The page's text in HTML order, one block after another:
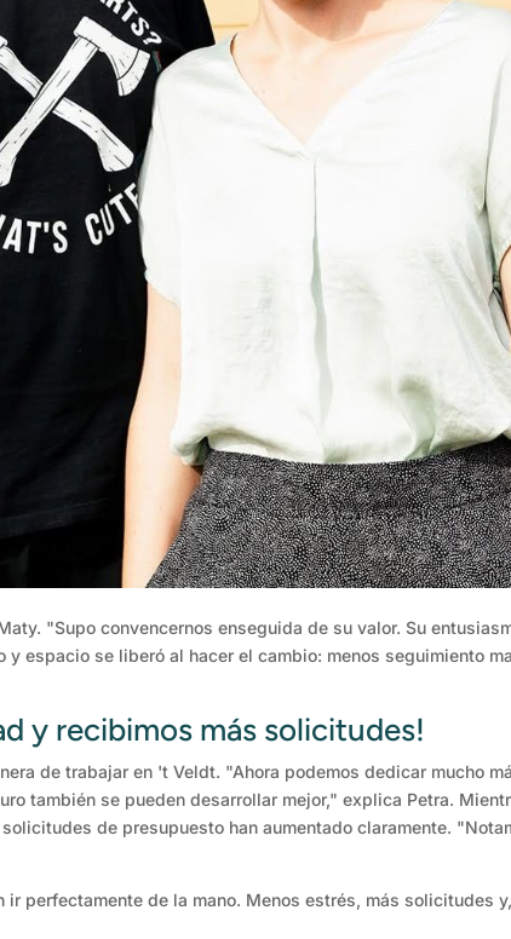
"Supo convencernos enseguida de su valor. Su
espacio se liberó al hacer el cambio: menos seguimiento
y recibimos más solicitudes!
de trabajar en 't Veldt. "Ahora podemos dedicar mucho
también se pueden desarrollar mejor," explica Petra.
de presupuesto han aumentado claramente.
perfectamente de la mano. Menos estrés, más solicitudes